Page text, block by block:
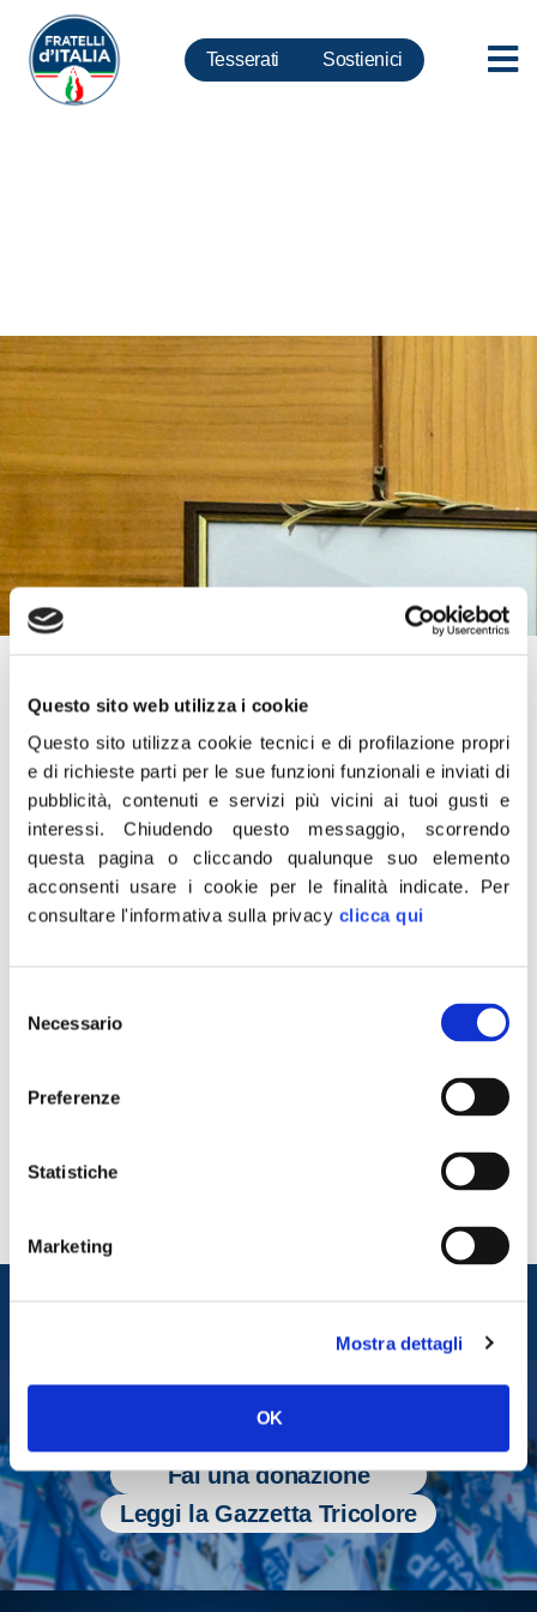
Questo sito web utilizza i cookie
Questo sito utilizza cookie tecnici e di profilazione propri
e di richieste parti per le sue funzioni funzionali e inviati di
pubblicità, contenuti e servizi più vicini ai tuoi gusti e
interessi.Chiudendo questo messaggio, scorrendo
questa pagina o cliccando qualunque suo elemento
acconsenti usare i cookie per le finalità indicate. Per
consultare l'informativa sulla privacy clicca qui
delNecessario
Preferenze
Statistiche
Marketing
Mostra dettagli
OK
Tesserati Sostienici
“Il candidato che Fratelli d’Italia sosterrà per
la presidenza della Regione Campania è il
viceministro agli Esteri Edmondo Cirielli.
Profondamente radicato sul territorio, ha
esperienza e la necessaria capacità per
poter affrontare la sfida non semplice di
ridare alla Campania lo stesso buongoverno
Lo dichiara Fratelli d’Italia in una nota.
CONDIVIDI
Fratelli d'Italia
Fai una donazione
Leggi la Gazzetta Tricolore